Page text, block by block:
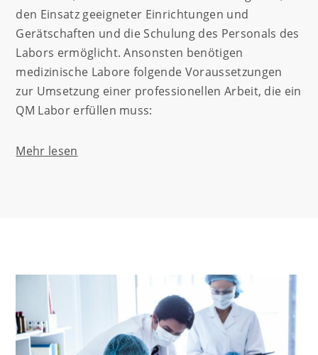
den Einsatz geeigneter Einrichtungen und
Gerätschaften und die Schulung des Personals des
Labors ermöglicht. Ansonsten benötigen
medizinische Labore folgende Voraussetzungen
zur Umsetzung einer professionellen Arbeit, die ein
QM Labor erfüllen muss:
Mehr lesen